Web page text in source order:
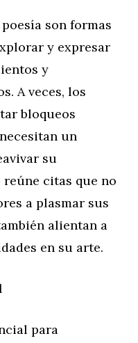
son formas
y expresar
y
A veces, los
bloqueos
un
su
citas que no
a plasmar sus
alientan a
en su arte.
para